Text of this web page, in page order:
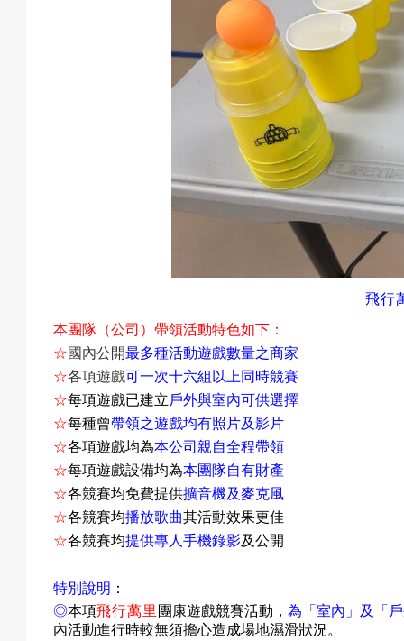
活
動
成
飛行
本團隊（公司）帶領活動特色如下：
☆國內公開最多種活動遊戲數量之商家
☆各項遊戲可一次十六組以上同時競賽
☆每項遊戲已建立戶外與室內可供選擇
☆每種曾帶領之遊戲均有照片及影片
☆各項遊戲均為本公司親自全程帶領
☆每項遊戲設備均為本團隊自有財產
☆各競賽均免費提供擴音機及麥克風
☆各競賽均播放歌曲其活動效果更佳
☆各競賽均提供專人手機錄影及公開
特別說明 ：
◎本項飛行萬里 團康遊戲競賽活動，為「室內」及「
內活動進行時較無須擔心造成場地濕滑狀況。